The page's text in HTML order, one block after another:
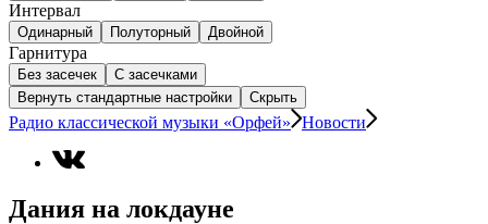
Интервал
Одинарный Полуторный Двойной
Гарнитура
Без засечек
С засечками
Вернуть стандартные настройки
Скрыть
Радио классической музыки «Орфей» Новости
Дания на локдауне